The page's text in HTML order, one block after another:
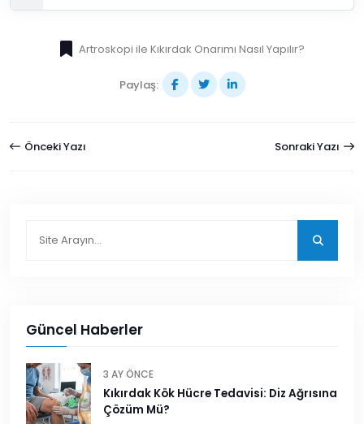
Artroskopi ile Kıkırdak Onarımı Nasıl Yapılır?
Paylaş:
Önceki Yazı Sonraki Yazı
Güncel Haberler
3 AY ÖNCE
Kıkırdak Kök Hücre Tedavisi: Diz Ağrısına
Çözüm Mü?